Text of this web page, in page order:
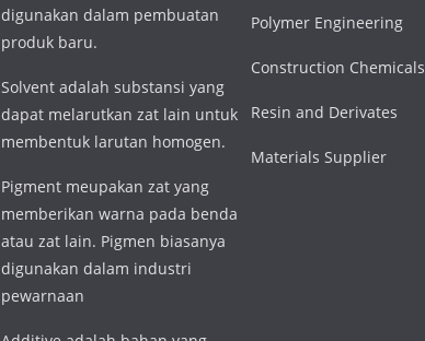
digunakan dalam pembuatan
produk baru.
Solvent adalah substansi yang
dapat melarutkan zat lain untuk
membentuk larutan homogen.
Pigment meupakan zat yang
memberikan warna pada benda
atau zat lain. Pigmen biasanya
digunakan dalam industri
pewarnaan
Polymer Engineering
Construction Chemicals
Resin and Derivates
Materials Supplier